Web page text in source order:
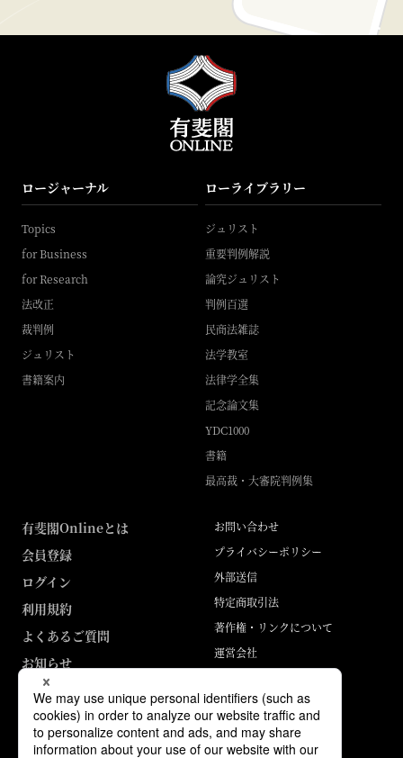
ロージャーナル
Topics
for Business
for Research
法改正
裁判例
ジュリスト
書籍案内
ローライブラリー
ジュリスト
重要判例解説
論究ジュリスト
判例百選
民商法雑誌
法学教室
法律学全集
記念論文集
YDC1000
書籍
最高裁・大審院判例集
有斐閣Onlineとは
会員登録
ログイン
利用規約
よくあるご質問
お知らせ
お問い合わせ
プライバシーポリシー
外部送信
特定商取引法
著作権・リンクについて
運営会社